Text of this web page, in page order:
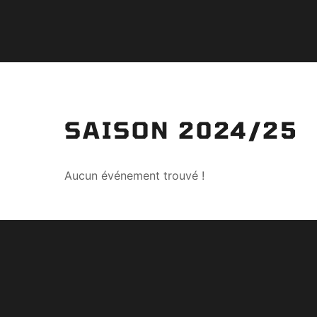
SAISON 2024/25
Aucun événement trouvé !